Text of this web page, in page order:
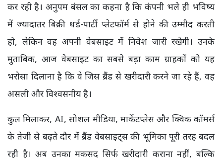
कर रही है। अनुपम बंसल का कहना है कि कंपनी भले ही भविष्य
में ज्यादातर बिक्री थर्ड-पार्टी प्लेटफॉर्म से होने की उम्मीद करती
हो, लेकिन वह अपनी वेबसाइट में निवेश जारी रखेगी। उनके
मुताबिक, आज वेबसाइट का सबसे बड़ा काम ग्राहकों को यह
भरोसा दिलाना है कि वे जिस ब्रैंड से खरीदारी करने जा रहे हैं, वह
असली और विश्वसनीय है।
कुल मिलाकर, AI, सोशल मीडिया, मार्केटप्लेस और क्विक कॉमर्स
के तेजी से बढ़ते दौर में ब्रैंड वेबसाइट्स की भूमिका पूरी तरह बदल
रही है। अब उनका मकसद सिर्फ खरीदारी कराना नहीं, बल्कि